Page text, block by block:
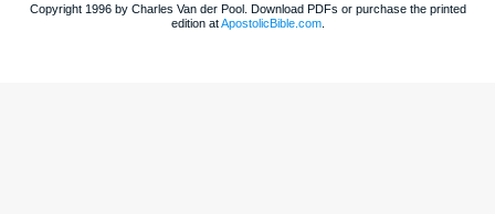
Copyright 1996 by Charles Van der Pool. Download PDFs or purchase the printed
edition atApostolicBible.com.